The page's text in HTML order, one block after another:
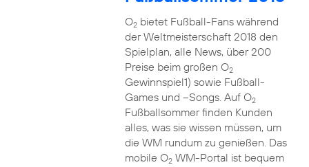
O2bietet Fußball-Fans während
der Weltmeisterschaft 2018 den
Spielplan, alle News, über 200
Preise beim großen O2
Gewinnspiel1) sowie Fußball-
Games und –Songs. Auf O2
Fußballsommer finden Kunden
alles, was sie wissen müssen, um
die WM rundum zu genießen. Das
mobile O2WM-Portal ist bequem